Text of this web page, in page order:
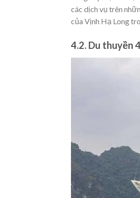
các dịch vụ trên
của Vịnh Hạ Long
4.2. Du thuyền